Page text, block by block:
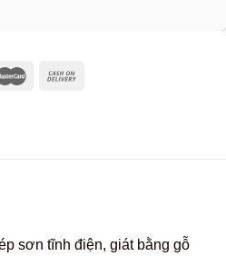
sơn tĩnh điện, giát bằng gỗ